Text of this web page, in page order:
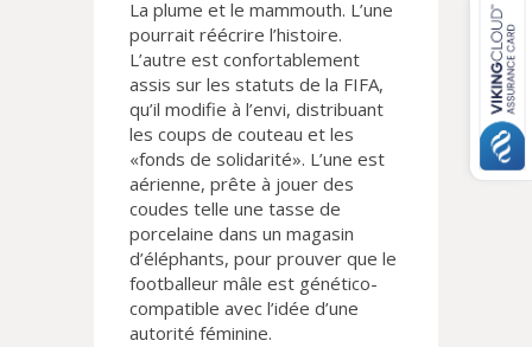
La plume et le mammouth. L’une
pourrait réécrire l’histoire.
L’autre est confortablement
assis sur les statuts de la FIFA,
qu’il modifie à l’envi, distribuant
les coups de couteau et les
«fonds de solidarité». L’une est
aérienne, prête à jouer des
coudes telle une tasse de
porcelaine dans un magasin
d’éléphants, pour prouver que le
footballeur mâle est génético-
compatible avec l’idée d’une
autorité féminine.